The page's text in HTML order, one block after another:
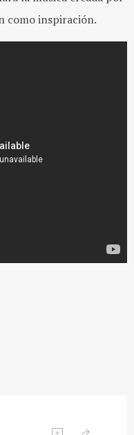
como inspiración.